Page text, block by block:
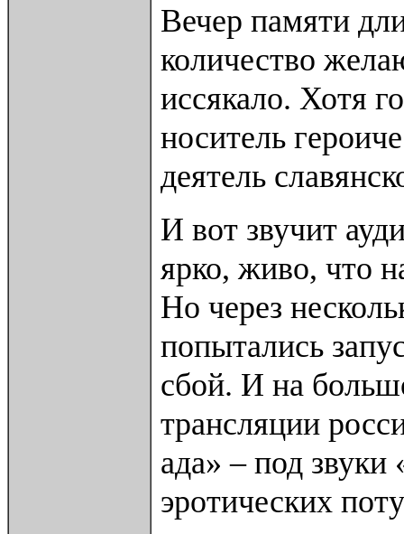
Вечер памяти
количество
иссякало. Хотя
носитель
деятель
И вот звучит
ярко, живо, что
Но через
попытались
сбой. И на
трансляции
ада» – под звуки
эротических